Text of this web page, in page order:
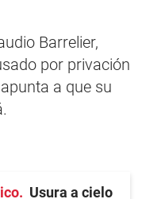
Barrelier,
por privación
a que su
Usura a cielo